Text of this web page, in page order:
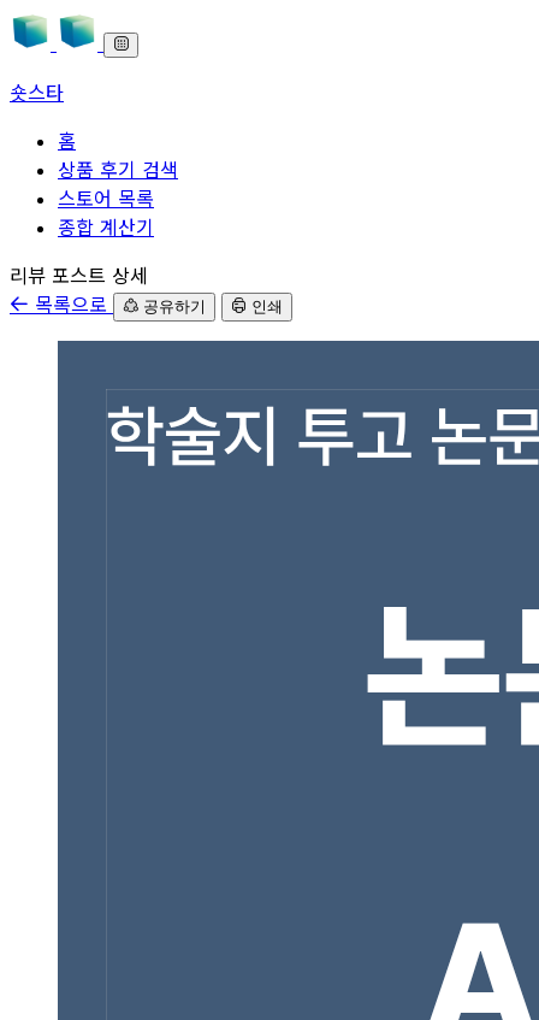
숏스타
홈
상품 후기 검색
스토어 목록
종합 계산기
본문으로 바로가기
리뷰 포스트 상세
목록으로
공유하기 인쇄